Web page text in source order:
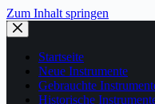
Zum Inhalt springen
Startseite
Neue Instrumente
Gebrauchte
Historische